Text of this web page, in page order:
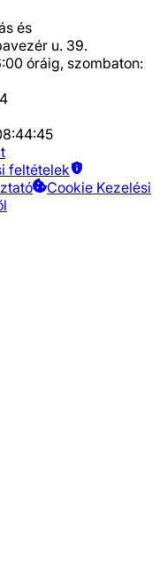
és
u. 39.
óráig, szombaton:
feltételek
Cookie Kezelési